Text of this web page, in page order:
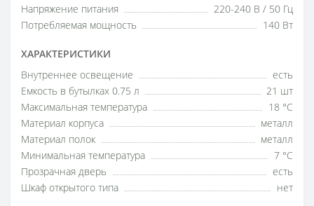
Напряжение питания
220-240 В / 50 Гц
Потребляемая мощность
140 Вт
ХАРАКТЕРИСТИКИ
Внутреннее освещение
есть
Емкость в бутылках 0.75 л
21 шт
Максимальная температура
18 °C
Материал корпуса
металл
Материал полок
металл
Минимальная температура
7 °C
Прозрачная дверь
есть
Шкаф открытого типа
нет